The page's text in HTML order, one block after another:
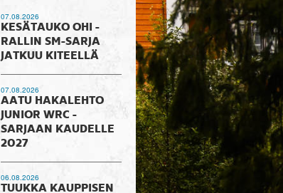
07.08.2026
KESÄTAUKO OHI -
RALLIN SM-SARJA
JATKUU KITEELLÄ
07.08.2026
AATU HAKALEHTO
JUNIOR WRC -
SARJAAN KAUDELLE
2027
06.08.2026
TUUKKA KAUPPISEN